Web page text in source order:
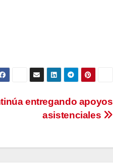
entregando apoyos
asistenciales